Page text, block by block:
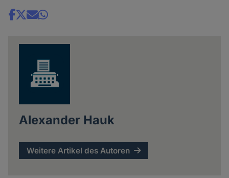
Share
Alexander Hauk
Weitere Artikel des Autoren